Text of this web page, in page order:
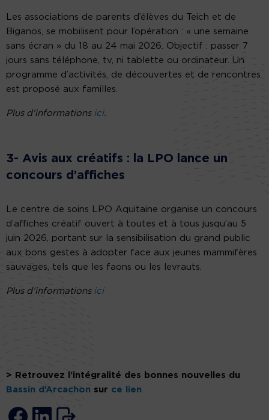
Les associations de parents d’élèves du Teich et de
Biganos, se mobilisent pour l’opération : « une semaine
sans écran » du 18 au 24 mai 2026. Objectif : passer 7
jours sans téléphone, tv, ni tablette ou ordinateur. Un
programme d’activités, de découvertes et de rencontres
est proposé aux familles.
Plus d’informations ici.
3- Avis aux créatifs : la LPO lance un
concours d’affiches
Le centre de soins LPO Aquitaine organise un concours
d’affiches créatif ouvert à toutes et à tous jusqu’au 5
juin 2026, portant sur la sensibilisation du grand public
aux bons gestes à adopter face aux jeunes mammifères
sauvages, tels que les faons ou les levrauts.
Plus d’informations ici
> Retrouvez l’intégralité des bonnes nouvelles du
Bassin d’Arcachon sur ce lien